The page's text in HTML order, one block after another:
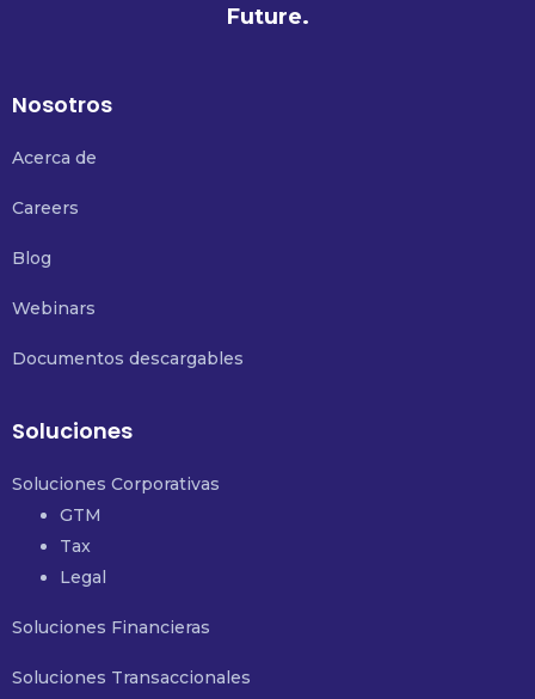
Future.
Nosotros
Acerca de
Careers
Blog
Webinars
Documentos descargables
Soluciones
Soluciones Corporativas
GTM
Tax
Legal
Soluciones Financieras
Soluciones Transaccionales